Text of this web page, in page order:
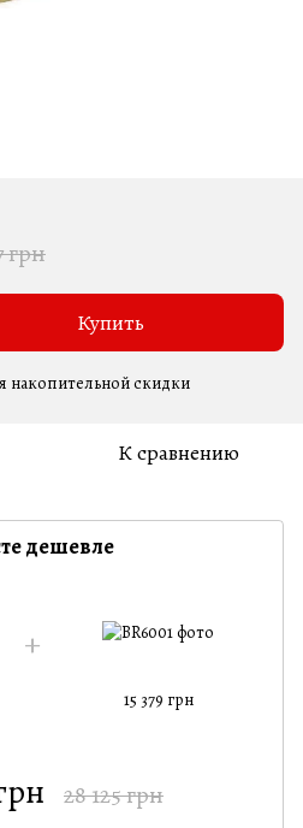
грн
Купить
накопительной скидки
К сравнению
дешевле
15 379 грн
28 125 грн